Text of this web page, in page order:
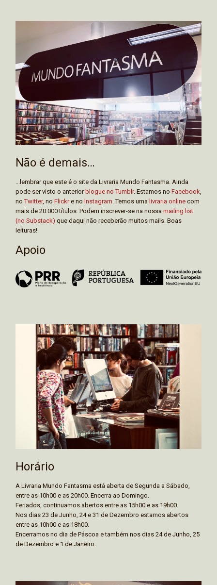
Não é demais…
...lembrar que este é o site da Livraria Mundo Fantasma. Ainda
pode ser visto o anteriorblogue no Tumblr. Estamos no Facebook
noTwitter, no Flickre no Instagram . Temos uma livraria online com
mais de 20.000 títulos. Podem inscrever-se na nossa mailing list
(no Substack) que daqui não receberão muitos mails. Boas
leituras!
Apoio
Horário
A Livraria Mundo Fantasma está aberta de Segunda a Sábado,
entre as 10h00 e as 20h00. Encerra ao Domingo.
Feriados, continuamos abertos entre as 15h00 e as 19h00.
Nos dias 23 de Junho, 24 e 31 de Dezembro estamos abertos
entre as 10h00 e as 18h00.
Encerramos no dia de Páscoa e também nos dias 24 de Junho, 25
de Dezembro e 1 de Janeiro.